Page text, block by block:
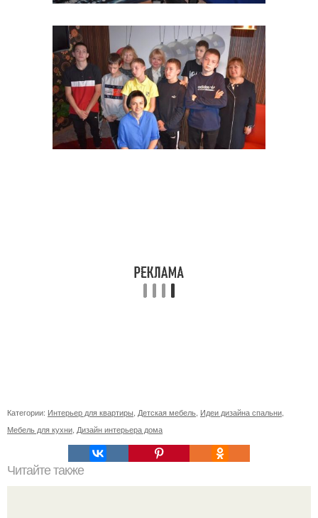
Категории: Интерьер для квартиры, Детская мебель, Идеи дизайна спальни,
Мебель для кухни, Дизайн интерьера дома
Читайте также